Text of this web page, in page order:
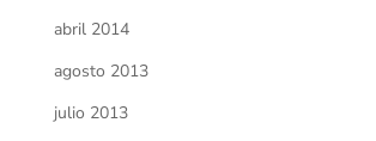
abril 2014
agosto 2013
julio 2013